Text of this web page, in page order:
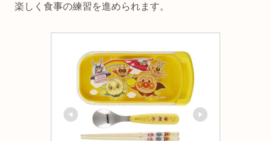
楽しく食事の練習を進められます。